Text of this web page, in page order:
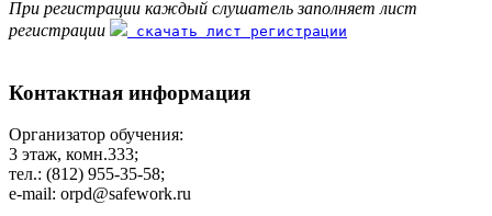
При регистрации каждый слушатель заполняет лист
регистрации
скачать лист регистрации
Контактная информация
Организатор обучения:
3 этаж, комн.333;
тел.: (812) 955-35-58;
e-mail: orpd@safework.ru